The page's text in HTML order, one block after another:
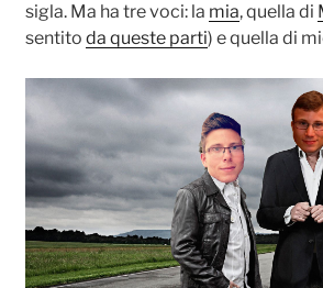
sigla. Ma ha tre voci: la mia, quella di
sentito da queste parti) e quella di